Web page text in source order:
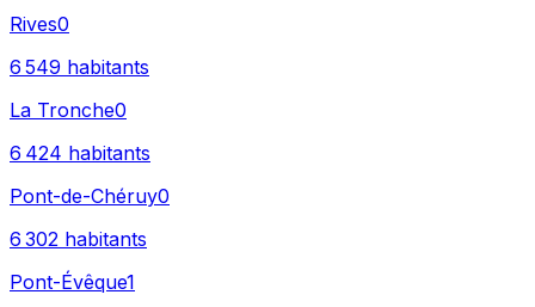
Rives0
6 549 habitants
La Tronche0
6 424 habitants
Pont-de-Chéruy0
6 302 habitants
Pont-Évêque1